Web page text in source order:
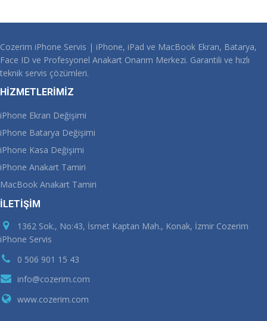
Cozerim iPhone Servis | iPhone, iPad ve MacBook Ekran, Batarya,
Face ID ve Profesyonel Anakart Onarım Merkezi. Garantili ve hızlı
teknik servis çözümleri.
HİZMETLERİMİZ
iPhone Ekran Değişimi
iPhone Batarya Değişimi
iPhone Kasa Değişimi
iPhone Anakart Tamiri
MacBook Anakart Tamiri
İLETİŞİM
1362 Sok., No:43, İsmet Kaptan Mah., Konak, İzmir Cozerim
iPhone Servis
0 506 901 15 43
info@cozerim.com
www.cozerim.com